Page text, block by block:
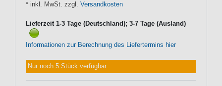
* inkl. MwSt. zzgl. Versandkosten
Lieferzeit 1-3 Tage (Deutschland); 3-7 Tage (Ausland)
Informationen zur Berechnung des Liefertermins hier
Nur noch 5 Stück verfügbar